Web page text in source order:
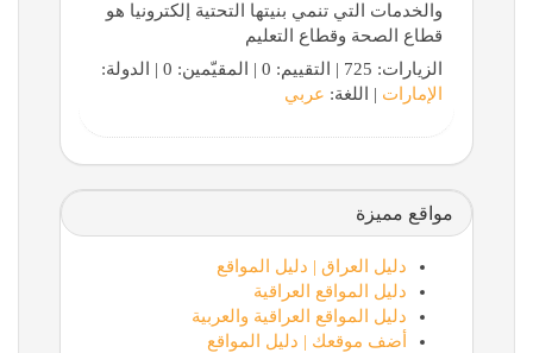
والخدمات التي تنمي بنيتها التحتية إلكترونيا هو
قطاع الصحة وقطاع التعليم
الزيارات: 725 | التقييم: 0 | المقيّمين: 0 | الدولة:
الإمارات | اللغة: عربي
مواقع مميزة
دليل العراق | دليل المواقع
دليل المواقع العراقية
دليل المواقع العراقية والعربية
أضف موقعك | دليل المواقع